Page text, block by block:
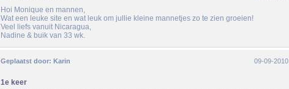
Hoi Monique en mannen,
Wat een leuke site en wat leuk om jullie kleine mannetjes zo te zien groeien!
Veel liefs vanuit Nicaragua,
Nadine & buik van 33 wk.
09-09-2010
Geplaatst door: Karin
1e keer